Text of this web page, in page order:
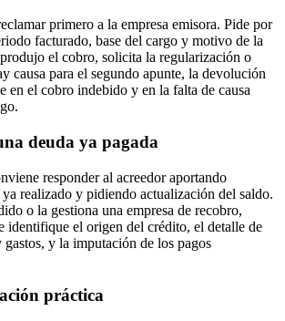
primero a la empresa emisora. Pide por
facturado, base del cargo y motivo de la
el cobro, solicita la regularización o
causa para el segundo apunte, la devolución
en el cobro indebido y en la falta de causa
deuda ya pagada
responder al acreedor aportando
realizado y pidiendo actualización del saldo.
o la gestiona una empresa de recobro,
identifique el origen del crédito, el detalle de
y la imputación de los pagos
práctica